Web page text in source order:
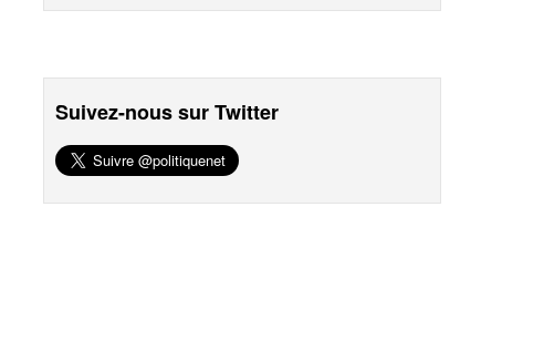
Suivez-nous sur Twitter